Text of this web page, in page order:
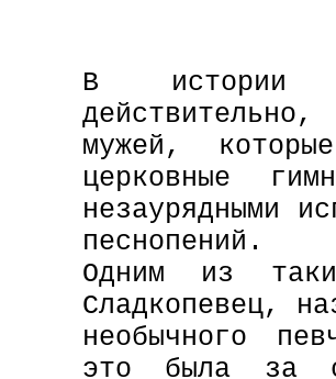
В истории
мужей,
церковные
незаурядными
песнопений.
Одним из
Сладкопевец,
необычного
это была за